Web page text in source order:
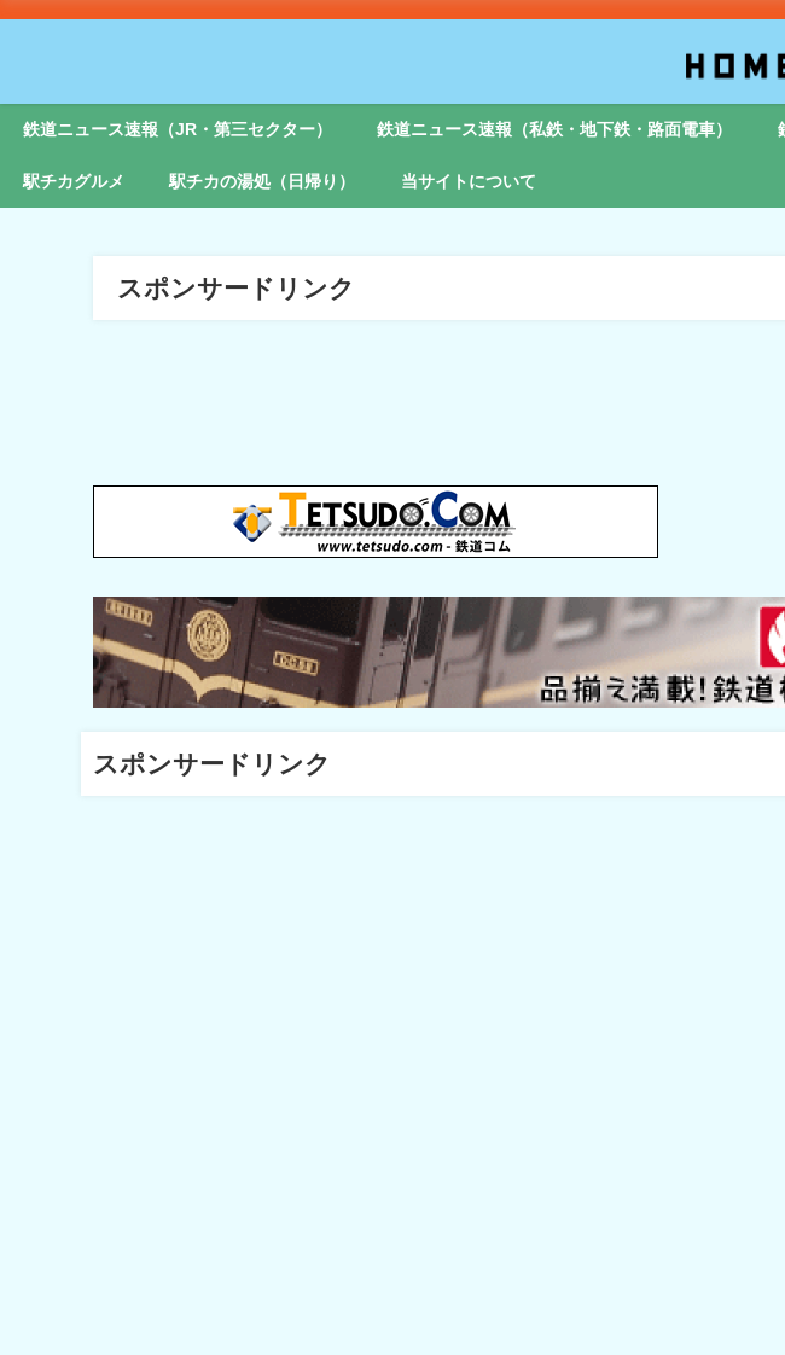
鉄道ニュース速報（JR・第三セクター） 鉄道ニュース速報（私鉄・地下鉄・路面電車）
駅チカグルメ 駅チカの湯処（日帰り） 当サイトについて
スポンサードリンク
スポンサードリンク